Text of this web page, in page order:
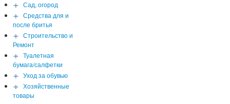
+ Сад, огород
+ Средства для и
после бритья
+ Строительство и
Ремонт
+ Туалетная
бумага/салфетки
+ Уход за обувью
+ Хозяйственные
товары